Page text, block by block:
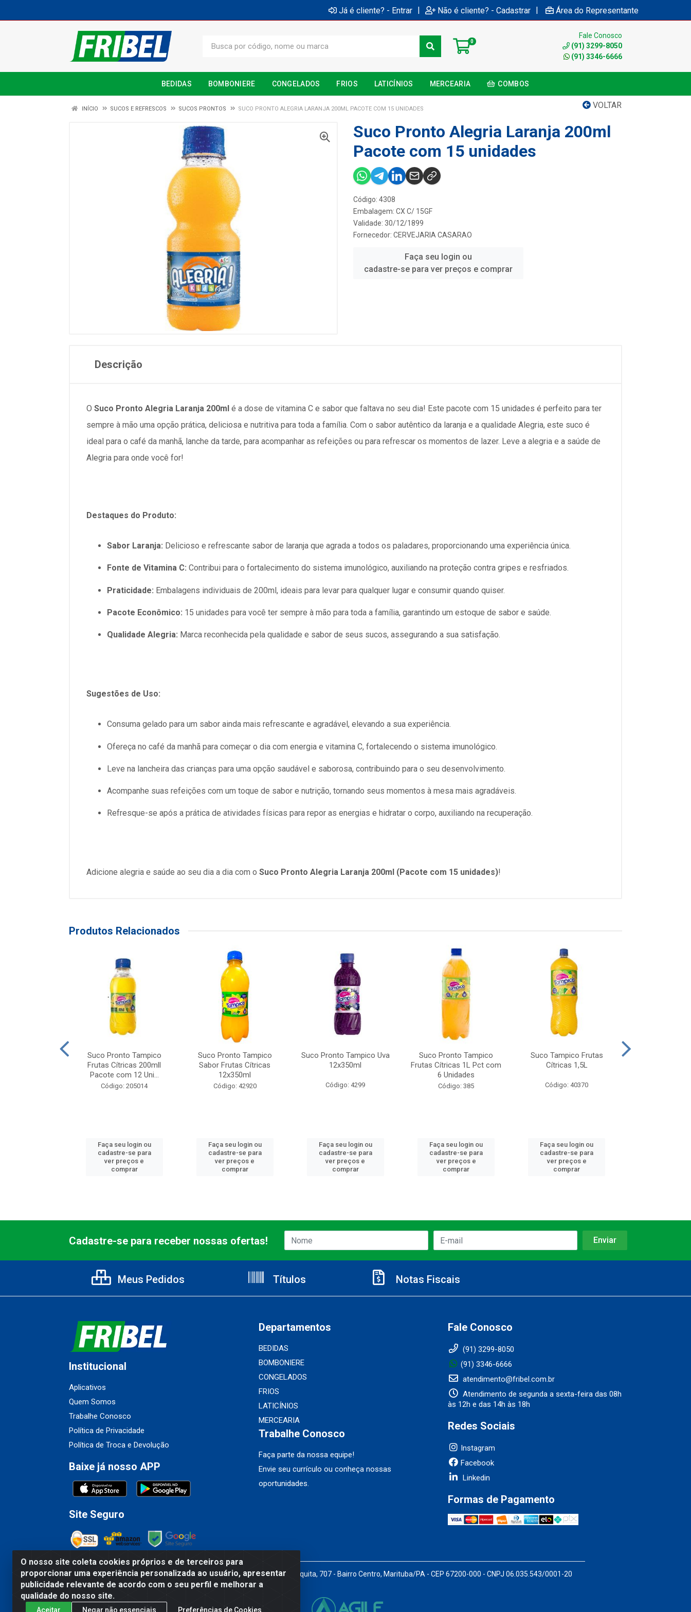
Já é cliente? - Entrar | Não é cliente? - Cadastrar | Área do Representante
0
Fale Conosco
(91) 3299-8050
(91) 3346-6666
BEDIDAS BOMBONIERE CONGELADOS FRIOS LATICÍNIOS MERCEARIA COMBOS
VOLTAR
INÍCIO SUCOS E REFRESCOS SUCOS PRONTOS SUCO PRONTO ALEGRIA LARANJA 200ML PACOTE COM 15 UNIDADES
Suco Pronto Alegria Laranja 200ml
Pacote com 15 unidades
Código: 4308
Embalagem: CX C/ 15GF
Validade: 30/12/1899
Fornecedor: CERVEJARIA CASARAO
Faça seu login ou
cadastre-se para ver preços e comprar
Descrição
O Suco Pronto Alegria Laranja 200ml é a dose de vitamina C e sabor que faltava no seu dia! Este pacote com 15 unidades é perfeito para ter
sempre à mão uma opção prática, deliciosa e nutritiva para toda a família. Com o sabor autêntico da laranja e a qualidade Alegria, este suco é
ideal para o café da manhã, lanche da tarde, para acompanhar as refeições ou para refrescar os momentos de lazer. Leve a alegria e a saúde de
Alegria para onde você for!
Destaques do Produto:
Sabor Laranja: Delicioso e refrescante sabor de laranja que agrada a todos os paladares, proporcionando uma experiência única.
Fonte de Vitamina C: Contribui para o fortalecimento do sistema imunológico, auxiliando na proteção contra gripes e resfriados.
Praticidade: Embalagens individuais de 200ml, ideais para levar para qualquer lugar e consumir quando quiser.
Pacote Econômico: 15 unidades para você ter sempre à mão para toda a família, garantindo um estoque de sabor e saúde.
Qualidade Alegria: Marca reconhecida pela qualidade e sabor de seus sucos, assegurando a sua satisfação.
Sugestões de Uso:
Consuma gelado para um sabor ainda mais refrescante e agradável, elevando a sua experiência.
Ofereça no café da manhã para começar o dia com energia e vitamina C, fortalecendo o sistema imunológico.
Leve na lancheira das crianças para uma opção saudável e saborosa, contribuindo para o seu desenvolvimento.
Acompanhe suas refeições com um toque de sabor e nutrição, tornando seus momentos à mesa mais agradáveis.
Refresque-se após a prática de atividades físicas para repor as energias e hidratar o corpo, auxiliando na recuperação.
Adicione alegria e saúde ao seu dia a dia com o Suco Pronto Alegria Laranja 200ml (Pacote com 15 unidades)!
Produtos Relacionados
Suco Pronto Tampico
Frutas Cítricas 200mll
Pacote com 12 Uni...
Código: 205014
Faça seu login ou
cadastre-se para
ver preços e
comprar
Suco Pronto Tampico
Sabor Frutas Cítricas
12x350ml
Código: 42920
Faça seu login ou
cadastre-se para
ver preços e
comprar
Suco Pronto Tampico Uva
12x350ml
Código: 4299
Faça seu login ou
cadastre-se para
ver preços e
comprar
Suco Pronto Tampico
Frutas Cítricas 1L Pct com
6 Unidades
Código: 385
Faça seu login ou
cadastre-se para
ver preços e
comprar
Suco Tampico Frutas
Cítricas 1,5L
Código: 40370
Faça seu login ou
cadastre-se para
ver preços e
comprar
O nosso site coleta cookies próprios e de terceiros para
proporcionar uma experiência personalizada ao usuário, apresentar
publicidade relevante de acordo com o seu perfil e melhorar a
qualidade do nosso site.
Aceitar Negar não essenciais Preferências de Cookies
Cadastre-se para receber nossas ofertas!
Meus Pedidos Títulos Notas Fiscais
Institucional
Aplicativos
Quem Somos
Trabalhe Conosco
Política de Privacidade
Política de Troca e Devolução
Baixe já nosso APP
Site Seguro
Departamentos
BEDIDAS
BOMBONIERE
CONGELADOS
FRIOS
LATICÍNIOS
MERCEARIA
Trabalhe Conosco
Faça parte da nossa equipe!
Envie seu currículo ou conheça nossas
oportunidades.
Fale Conosco
(91) 3299-8050
(91) 3346-6666
atendimento@fribel.com.br
Atendimento de segunda a sexta-feira das 08h
às 12h e das 14h às 18h
Redes Sociais
Instagram
Facebook
Linkedin
Formas de Pagamento
Fribel Comercio de Alimentos LTDA - Travessa Pedro Marques de Mesquita, 707 - Bairro Centro, Marituba/PA - CEP 67200-000 - CNPJ 06.035.543/0001-20